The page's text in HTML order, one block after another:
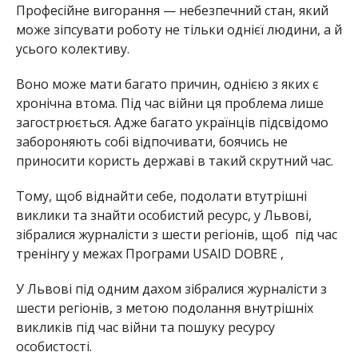
Професійне вигорання — небезпечний стан, який
може зіпсувати роботу не тільки однієї людини, а й
усього колективу.
Воно може мати багато причин, однією з яких є
хронічна втома. Під час війни ця проблема лише
загострюється. Адже багато українців підсвідомо
забороняють собі відпочивати, боячись не
приносити користь державі в такий скрутний час.
Тому, щоб віднайти себе, подолати втутрішні
виклики та знайти особистий ресурс, у Львові,
зібралися журналісти з шести регіонів, щоб під час
тренінгу у межах Програми USAID DOBRE ,
У Львові під одним дахом зібралися журналісти з
шести регіонів, з метою подолання внутрішніх
викликів під час війни та пошуку ресурсу
особистості.